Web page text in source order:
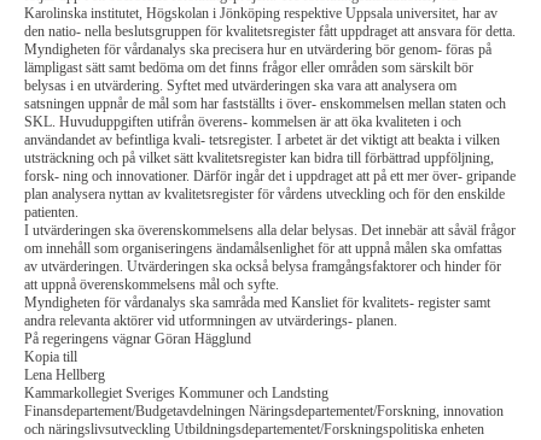
Karolinska institutet, Högskolan i Jönköping respektive Uppsala universitet, har av
den natio- nella beslutsgruppen för kvalitetsregister fått uppdraget att ansvara för detta.
Myndigheten för vårdanalys ska precisera hur en utvärdering bör genom- föras på
lämpligast sätt samt bedöma om det finns frågor eller områden som särskilt bör
belysas i en utvärdering. Syftet med utvärderingen ska vara att analysera om
satsningen uppnår de mål som har fastställts i över- enskommelsen mellan staten och
SKL. Huvuduppgiften utifrån överens- kommelsen är att öka kvaliteten i och
användandet av befintliga kvali- tetsregister. I arbetet är det viktigt att beakta i vilken
utsträckning och på vilket sätt kvalitetsregister kan bidra till förbättrad uppföljning,
forsk- ning och innovationer. Därför ingår det i uppdraget att på ett mer över- gripande
plan analysera nyttan av kvalitetsregister för vårdens utveckling och för den enskilde
patienten.
I utvärderingen ska överenskommelsens alla delar belysas. Det innebär att såväl frågor
om innehåll som organiseringens ändamålsenlighet för att uppnå målen ska omfattas
av utvärderingen. Utvärderingen ska också belysa framgångsfaktorer och hinder för
att uppnå överenskommelsens mål och syfte.
Myndigheten för vårdanalys ska samråda med Kansliet för kvalitets- register samt
andra relevanta aktörer vid utformningen av utvärderings- planen.
På regeringens vägnar Göran Hägglund
Kopia till
Lena Hellberg
Kammarkollegiet Sveriges Kommuner och Landsting
Finansdepartement/Budgetavdelningen Näringsdepartementet/Forskning, innovation
och näringslivsutveckling Utbildningsdepartementet/Forskningspolitiska enheten